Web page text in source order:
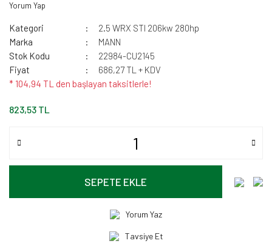
Yorum Yap
Kategori
2.5 WRX STI 206kw 280hp
Marka
MANN
Stok Kodu
22984-CU2145
Fiyat
686,27 TL + KDV
* 104,94 TL den başlayan taksitlerle!
823,53 TL
SEPETE EKLE
Yorum Yaz
Tavsiye Et